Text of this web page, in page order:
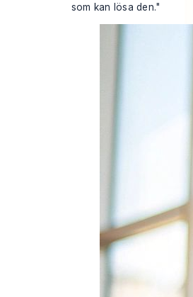
som kan lösa den."